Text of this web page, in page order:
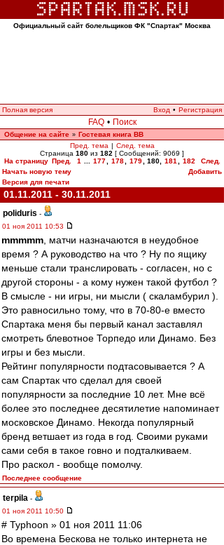
Официальный сайт болельщиков ФК "Спартак" Москва
Полная версия Вход • Регистрация
FAQ • Поиск
Общение на сайте » Гостевая книга ВВ
Пред. тема | След. тема
Страница 180 из 182 [ Сообщений: 9069 ]
На страницу Пред. 1 177 178 179 180, 181 182
След.
Начать новую тему
Добавить
Версия для печати
01.11.2011 - 30.11.2011
poliduris -
01 ноя 2011 10:53
mmmmm , матчи назначаются в неудобное
время ? А руководство на что ? Ну по ящику
меньше стали транслировать - согласен, но с
другой стороны - а кому нужен такой футбол ?
В смысле - ни игры, ни мысли ( скаламбурил ).
Это равносильно тому, что в 70-80-е вместо
Спартака меня бы первый канал заставлял
смотреть блевотное Торпедо или Динамо. Без
игры и без мысли.
Рейтинг популярности подтасовывается ? А
сам Спартак что сделал для своей
популярности за последние 10 лет. Мне всё
более это последнее десятилетие напоминает
московское Динамо. Некогда популярный
бренд ветшает из года в год. Своими руками
сами себя в такое говно и подталкиваем.
Про раскол - вообще помолчу.
Последнее сообщение
terpila -
01 ноя 2011 10:50
# Typhoon » 01 ноя 2011 11:06
Во времена Бескова не только интернета не